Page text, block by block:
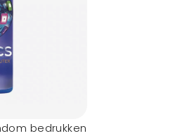
bedrukken